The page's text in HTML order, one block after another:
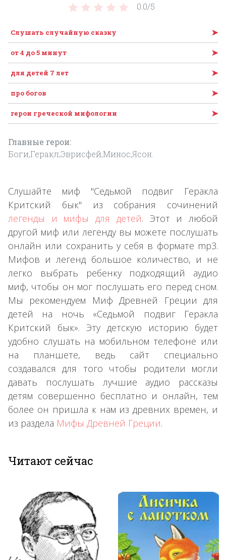
0.0/5
Слушать случайную сказку ➤
от 4 до 5 минут ➤
для детей 7 лет ➤
про богов ➤
герои греческой мифологии ➤
Главные герои:
Боги,Геракл,Эврисфей,Минос,Ясон.
Слушайте миф "Седьмой подвиг Геракла
Критский бык" из собрания сочинений
легенды и мифы для детей. Этот и любой
другой миф или легенду вы можете послушать
онлайн или сохранить у себя в формате mp3.
Мифов и легенд большое количество, и не
легко выбрать ребенку подходящий аудио
миф, чтобы он мог послушать его перед сном.
Мы рекомендуем Миф Древней Греции для
детей на ночь «Седьмой подвиг Геракла
Критский бык». Эту детскую историю будет
удобно слушать на мобильном телефоне или
на планшете, ведь сайт специально
создавался для того чтобы родители могли
давать послушать лучшие аудио рассказы
детям совершенно бесплатно и онлайн, тем
более он пришла к нам из древних времен, и
из раздела Мифы Древней Греции.
Читают сейчас